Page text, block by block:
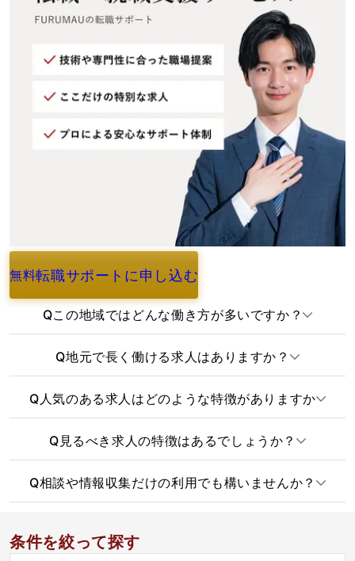
無料転職サポートに申し込む
よくあるご質問
Qこの地域ではどんな働き方が多いですか？
Q地元で長く働ける求人はありますか？
Q人気のある求人はどのような特徴がありますか
Q 見るべき求人の特徴はあるでしょうか？
Q相談や情報収集だけの利用でも構いませんか？
条件を絞って探す